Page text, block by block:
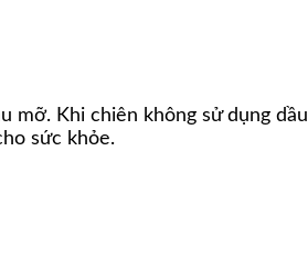
mỡ. Khi chiên không sử dụng
sức khỏe.